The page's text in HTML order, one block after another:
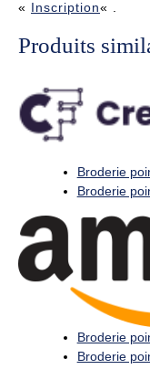
« Inscription« .
Produits
Broderie
Broderie
Broderie
Broderie